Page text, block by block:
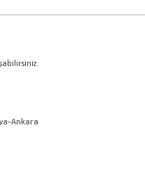
Ankara